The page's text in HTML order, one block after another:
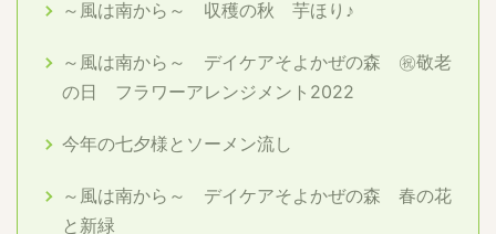
～風は南から～ 収穫の秋 芋ほり♪
～風は南から～ デイケアそよかぜの森 ㊗敬老
の日 フラワーアレンジメント2022
今年の七夕様とソーメン流し
～風は南から～ デイケアそよかぜの森 春の花
と新緑